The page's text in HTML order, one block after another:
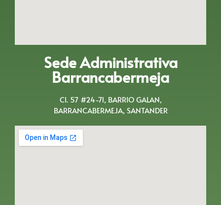
Sede Administrativa
Barrancabermeja
Cl. 57 #24-71, BARRIO GALAN,
BARRANCABERMEJA, SANTANDER